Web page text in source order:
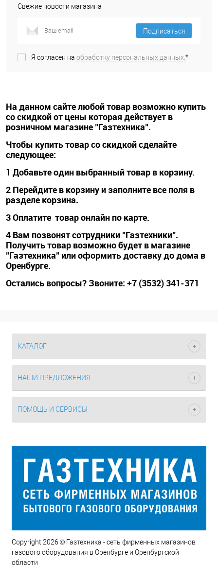
Свежие новости магазина
Подписаться
Я согласен на обработку персональных данных. *
На данном сайте любой товар возможно купить
со скидкой от цены которая действует в
розничном магазине "Газтехника".
Чтобы купить товар со скидкой сделайте
следующее:
1 Добавьте один выбранный товар в корзину.
2 Перейдите в корзину и заполните все поля в
разделе корзина.
3 Оплатите товар онлайн по карте.
4 Вам позвонят сотрудники "Газтехники".
Получить товар возможно будет в магазине
"Газтехника" или оформить доставку до дома в
Оренбурге.
Остались вопросы? Звоните: +7 (3532) 341-371
КАТАЛОГ
НАШИ ПРЕДЛОЖЕНИЯ
ПОМОЩЬ И СЕРВИСЫ
Copyright 2026 © Газтехника - сеть фирменных магазинов
газового оборудования в Оренбурге и Оренбургской
области